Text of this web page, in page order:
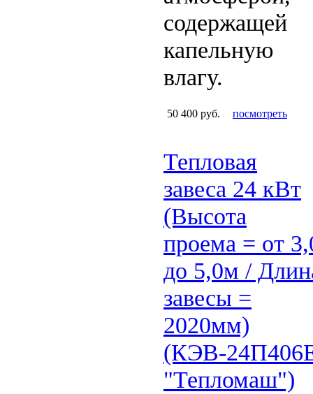
содержащей
капельную
влагу.
50 400 руб. посмотреть
Тепловая
завеса 24 кВт
(Высота
проема = от
до 5,0м /
завесы =
2020мм)
(КЭВ-
"Тепломаш")